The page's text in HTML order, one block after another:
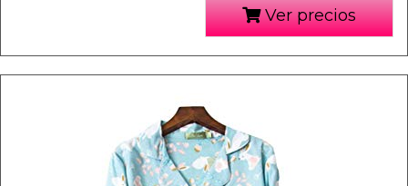
Ver precios